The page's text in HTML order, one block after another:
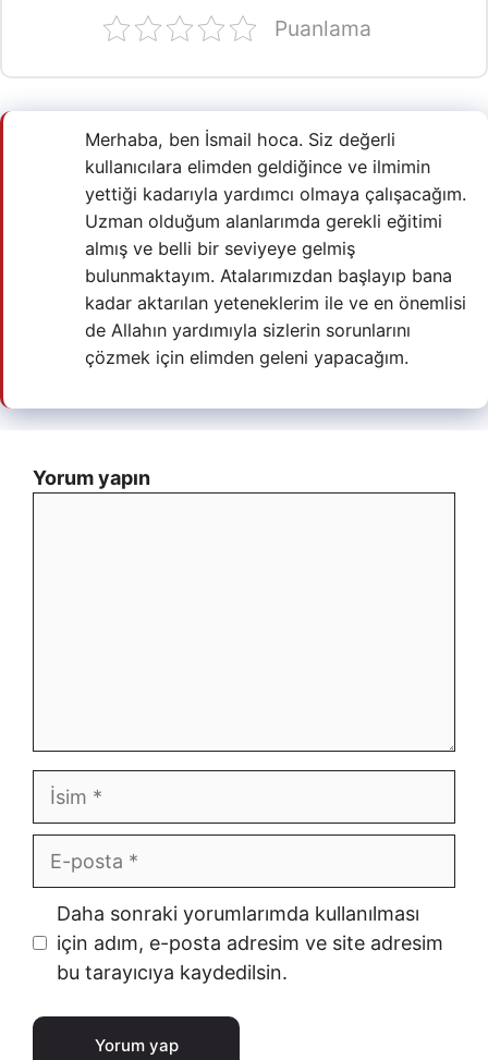
Puanlama
Merhaba, ben İsmail hoca. Siz değerli
kullanıcılara elimden geldiğince ve ilmimin
yettiği kadarıyla yardımcı olmaya çalışacağım.
Uzman olduğum alanlarımda gerekli eğitimi
almış ve belli bir seviyeye gelmiş
bulunmaktayım. Atalarımızdan başlayıp bana
kadar aktarılan yeteneklerim ile ve en önemlisi
de Allahın yardımıyla sizlerin sorunlarını
çözmek için elimden geleni yapacağım.
Yorum yapın
İsim
posta
İnternet
sitesi
Daha sonraki yorumlarımda kullanılması
için adım, e-posta adresim ve site adresim
bu tarayıcıya kaydedilsin.